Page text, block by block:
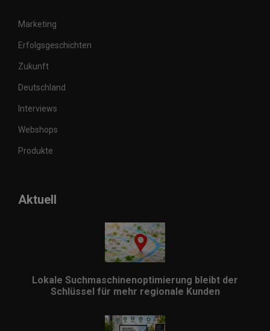
Marketing
Erfolgsgeschichten
Zukunft
Deutschland
Interviews
Webshops
Produkte
Aktuell
Lokale Suchmaschinenoptimierung bleibt der
Schlüssel für mehr regionale Kunden